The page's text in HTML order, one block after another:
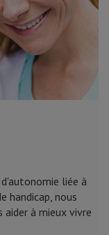
liée à
handicap, nous
à mieux vivre